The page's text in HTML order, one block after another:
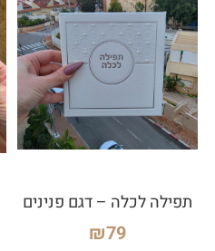
תפילה לכלה – דגם פנינים
₪79